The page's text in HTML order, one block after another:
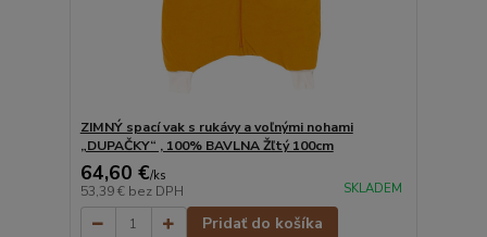
ZIMNÝ spací vak s rukávy a voľnými nohami
„DUPAČKY“ , 100% BAVLNA Žľtý 100cm
64,60 €/ks
53,39 € bez DPH SKLADEM
Pridať do košíka